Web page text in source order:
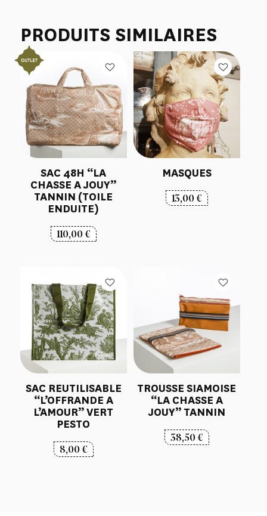
PRODUITS SIMILAIRES
SAC 48H “LA
CHASSE A JOUY”
TANNIN (TOILE
ENDUITE)
110,00€
MASQUES
13,00€
SAC REUTILISABLE
“L’OFFRANDE A
L’AMOUR” VERT
PESTO
8,00€
TROUSSE SIAMOISE
“LA CHASSE A
JOUY” TANNIN
38,50€